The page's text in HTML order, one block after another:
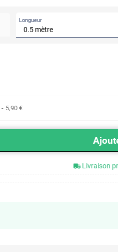
Longueur
- 5,90 €
Livraison